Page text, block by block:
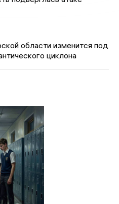
области изменится под
циклона